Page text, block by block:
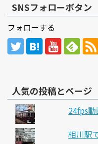
SNSフォローボタン
フォローする
人気の投稿とページ
24fps
相川駅